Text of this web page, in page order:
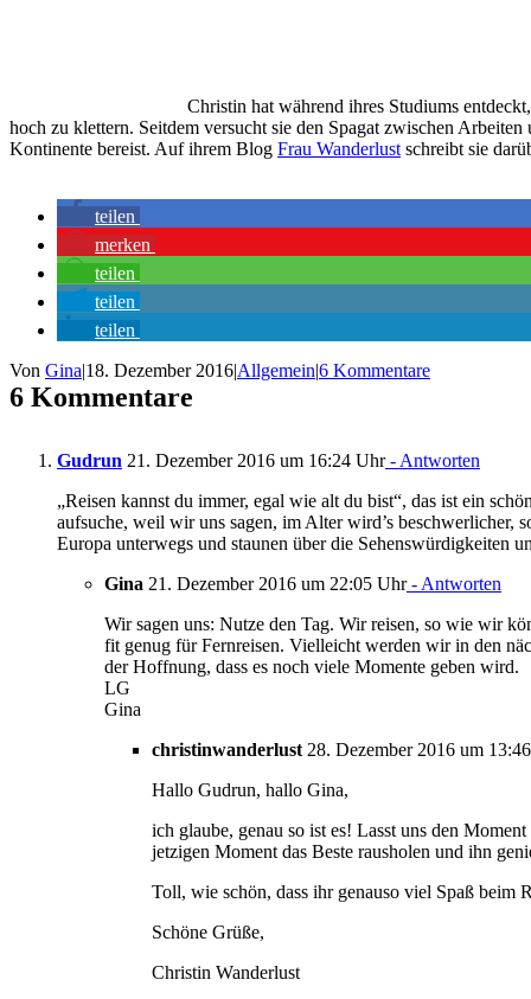
Christin hat während ihres Studiums
hoch zu klettern. Seitdem versucht sie den Spagat zwischen
Kontinente bereist. Auf ihrem Blog Frau Wanderlust schreibt sie
teilen
merken
teilen
teilen
teilen
Von Gina|18. Dezember 2016|Allgemein|6 Kommentare
6 Kommentare
Gudrun 21. Dezember 2016 um 16:24 Uhr- Antworten
„Reisen kannst du immer, egal wie alt du bist“, das ist ein
aufsuche, weil wir uns sagen, im Alter wird’s beschwerlicher,
Europa unterwegs und staunen über die
Gina 21. Dezember 2016 um 22:05 Uhr- Antworten
Wir sagen uns: Nutze den Tag. Wir reisen, so wie wir
fit genug für Fernreisen. Vielleicht werden wir in den
der Hoffnung, dass es noch viele Momente geben wird.
LG
Gina
christinwanderlust 28. Dezember 2016 um
Hallo Gudrun, hallo Gina,
ich glaube, genau so ist es! Lasst uns den
jetzigen Moment das Beste rausholen und ihn
Toll, wie schön, dass ihr genauso viel Spaß beim
Schöne Grüße,
Christin Wanderlust